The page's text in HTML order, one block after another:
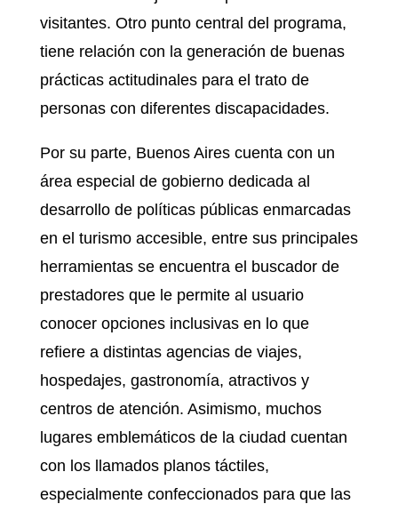
visitantes. Otro punto central del programa,
tiene relación con la generación de buenas
prácticas actitudinales para el trato de
personas con diferentes discapacidades.
Por su parte, Buenos Aires cuenta con un
área especial de gobierno dedicada al
desarrollo de políticas públicas enmarcadas
en el turismo accesible, entre sus principales
herramientas se encuentra el buscador de
prestadores que le permite al usuario
conocer opciones inclusivas en lo que
refiere a distintas agencias de viajes,
hospedajes, gastronomía, atractivos y
centros de atención. Asimismo, muchos
lugares emblemáticos de la ciudad cuentan
con los llamados planos táctiles,
especialmente confeccionados para que las